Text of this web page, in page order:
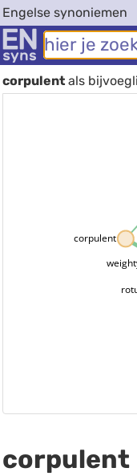
Engelse synoniemen
corpulentals
corpulent
corpulent